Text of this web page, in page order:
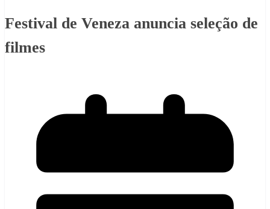
Festival de Veneza anuncia seleção de
filmes